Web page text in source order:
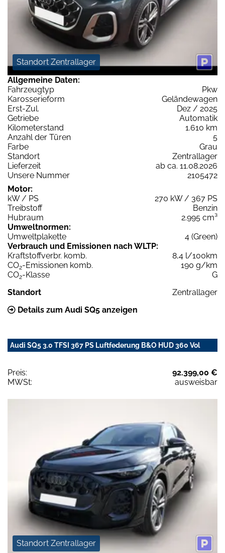
Standort Zentrallager
Allgemeine Daten:
Fahrzeugtyp
Pkw
Karosserieform
Geländewagen
Erst-Zul.
Dez / 2025
Getriebe
Automatik
Kilometerstand
1.610 km
Anzahl der Türen
5
Farbe
Grau
Standort
Zentrallager
Lieferzeit
ab ca. 11.08.2026
Unsere Nummer
2105472
Motor:
kW / PS
270 kW / 367 PS
Treibstoff
Benzin
Hubraum
2.995 cm³
Umweltnormen:
Umweltplakette
4 (Green)
Verbrauch und Emissionen nach WLTP:
Kraftstoffverbr. komb.
8,4 l/100km
CO2-Emissionen komb.
190 g/km
CO2-Klasse
G
Standort
Zentrallager
Details zum Audi SQ5 anzeigen
Audi SQ5 3.0 TFSI 367 PS Luftfederung B&O HUD 360 Vol
Preis:
92.399,00 €
MWSt:
ausweisbar
Standort Zentrallager